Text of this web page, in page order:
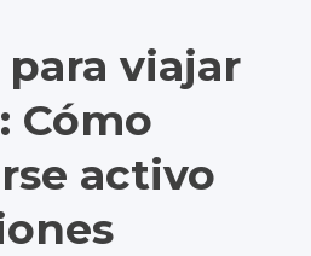
para viajar
Cómo
activo